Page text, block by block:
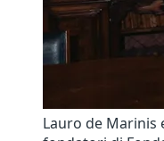
Lauro de Marinis